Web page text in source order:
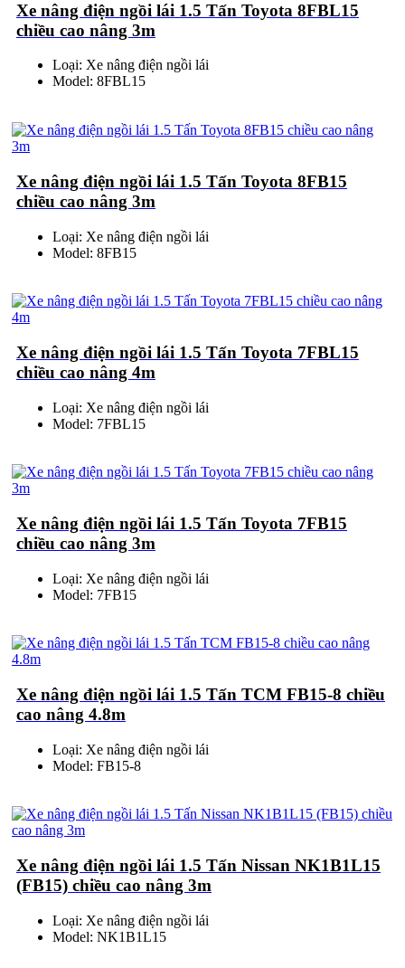
Xe nâng điện ngồi lái 1.5 Tấn Toyota 8FBL15
chiều cao nâng 3m
Loại: Xe nâng điện ngồi lái
Model: 8FBL15
Xe nâng điện ngồi lái 1.5 Tấn Toyota 8FB15
chiều cao nâng 3m
Loại: Xe nâng điện ngồi lái
Model: 8FB15
Xe nâng điện ngồi lái 1.5 Tấn Toyota 7FBL15
chiều cao nâng 4m
Loại: Xe nâng điện ngồi lái
Model: 7FBL15
Xe nâng điện ngồi lái 1.5 Tấn Toyota 7FB15
chiều cao nâng 3m
Loại: Xe nâng điện ngồi lái
Model: 7FB15
Xe nâng điện ngồi lái 1.5 Tấn TCM FB15-8 chiều
cao nâng 4.8m
Loại: Xe nâng điện ngồi lái
Model: FB15-8
Xe nâng điện ngồi lái 1.5 Tấn Nissan NK1B1L15
(FB15) chiều cao nâng 3m
Loại: Xe nâng điện ngồi lái
Model: NK1B1L15